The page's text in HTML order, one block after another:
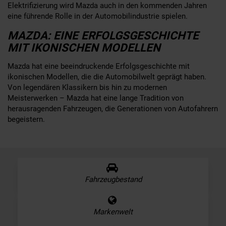
Elektrifizierung wird Mazda auch in den kommenden Jahren
eine führende Rolle in der Automobilindustrie spielen.
MAZDA: EINE ERFOLGSGESCHICHTE
MIT IKONISCHEN MODELLEN
Mazda hat eine beeindruckende Erfolgsgeschichte mit
ikonischen Modellen, die die Automobilwelt geprägt haben.
Von legendären Klassikern bis hin zu modernen
Meisterwerken – Mazda hat eine lange Tradition von
herausragenden Fahrzeugen, die Generationen von Autofahrern
begeistern.
Fahrzeugbestand
Markenwelt